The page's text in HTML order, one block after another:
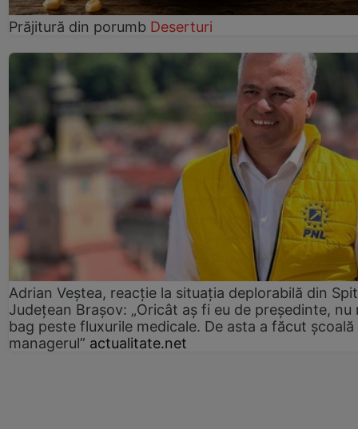
Prăjitură din porumb Deserturi
Adrian Veștea, reacție la situația deplorabilă din
Județean Brașov: „Oricât aș fi eu de președinte, nu
bag peste fluxurile medicale. De asta a făcut școală
managerul” actualitate.net